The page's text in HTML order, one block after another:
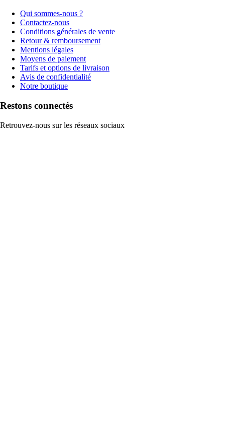
Qui sommes-nous ?
Contactez-nous
Conditions générales de vente
Retour & remboursement
Mentions légales
Moyens de paiement
Tarifs et options de livraison
Avis de confidentialité
Notre boutique
Restons connectés
Retrouvez-nous sur les réseaux sociaux